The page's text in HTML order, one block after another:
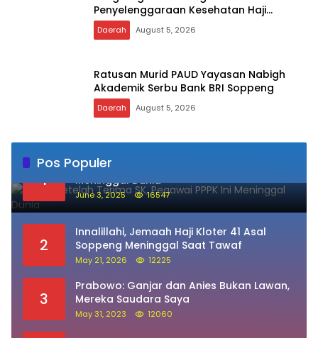
Penyelenggaraan Kesehatan Haji
Terbaik
Daerah August 5, 2026
Ratusan Murid PAUD Yayasan Nabigh
Akademik Serbu Bank BRI Soppeng
Daerah August 5, 2026
Pos Populer
1
Sehari Setelah Terima SK, Pegawai PPPK Ini
Meninggal Dunia
June 3, 2025 16547
2
Innalillahi, Jemaah Haji Kloter 41 Asal
Soppeng Meninggal Saat Tawaf
May 21, 2026 12225
3
Prabowo: Ganjar dan Anies Bukan Lawan,
Mereka Saudara Saya
May 31, 2023 12060